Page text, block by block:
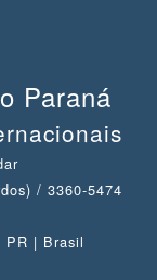
Paraná
PR | Brasil